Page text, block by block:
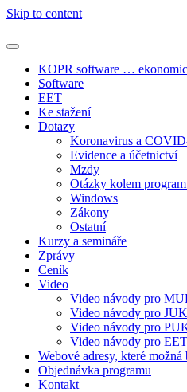
Skip to content
KOPR software …
Software
EET
Ke stažení
Dotazy
Koronavirus a
Evidence a účetnictví
Mzdy
Otázky kolem
Windows
Zákony
Ostatní
Kurzy a semináře
Zprávy
Ceník
Video
Video návody pro
Video návody pro
Video návody pro
Video návody pro
Webové adresy, které možná
Objednávka programu
Kontakt